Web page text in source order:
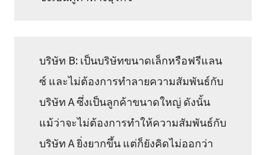
บริษัท B: เป็นบริษัทขนาดเล็กหรือฟรีแลน
ซ์ และไม่ต้องการทำลายความสัมพันธ์กับ
บริษัท A ซึ่งเป็นลูกค้าขนาดใหญ่ ดังนั้น
แม้ว่าจะไม่ต้องการทำให้ความสัมพันธ์กับ
บริษัท A ยิ่งยากขึ้น แต่ก็ยังคิดไม่ออกว่า